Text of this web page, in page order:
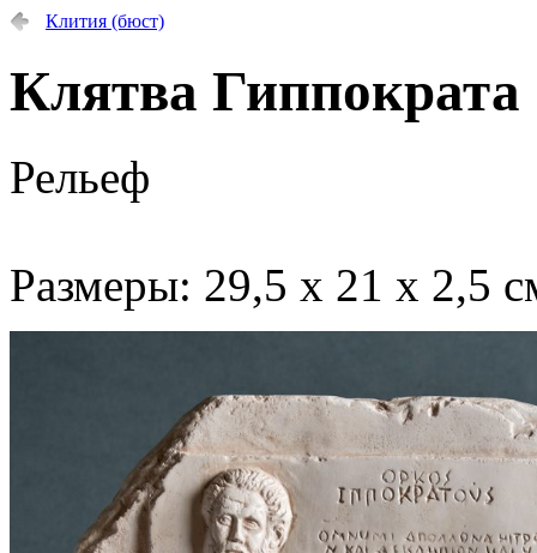
Клития (бюст)
Клятва Гиппократа
Рельеф
Размеры: 29,5 х 21 х 2,5